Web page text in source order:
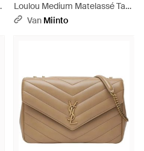
Loulou Medium Matelassé Tas
- Naturel
Van Miinto